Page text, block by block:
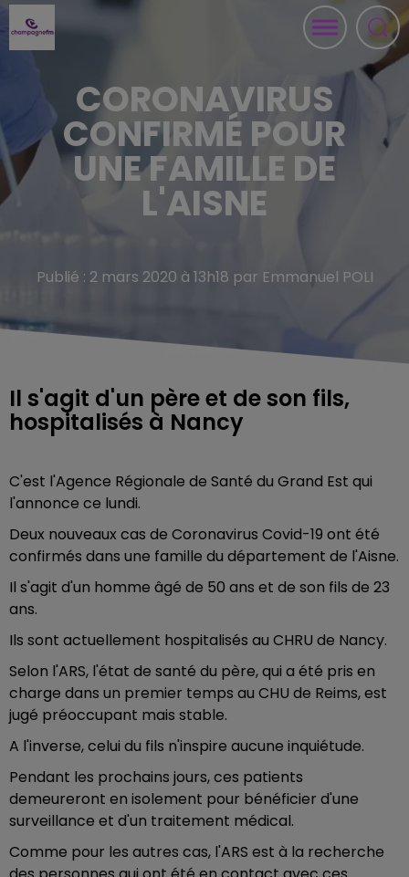
CORONAVIRUS
CONFIRMÉ POUR
UNE FAMILLE DE
L'AISNE
Publié : 2 mars 2020 à 13h18 par Emmanuel POLI
Il s'agit d'un père et de son fils,
hospitalisés à Nancy
C'est l'Agence Régionale de Santé du Grand Est qui
l'annonce ce lundi.
Deux nouveaux cas de Coronavirus Covid-19 ont été
confirmés dans une famille du département de l'Aisne.
Il s'agit d'un homme âgé de 50 ans et de son fils de 23
ans.
Ils sont actuellement hospitalisés au CHRU de Nancy.
Selon l'ARS, l'état de santé du père, qui a été pris en
charge dans un premier temps au CHU de Reims, est
jugé préoccupant mais stable.
A l'inverse, celui du fils n'inspire aucune inquiétude.
Pendant les prochains jours, ces patients
demeureront en isolement pour bénéficier d'une
surveillance et d'un traitement médical.
Comme pour les autres cas, l'ARS est à la recherche